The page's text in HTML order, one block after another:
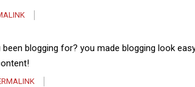
blogging for? you made blogging look